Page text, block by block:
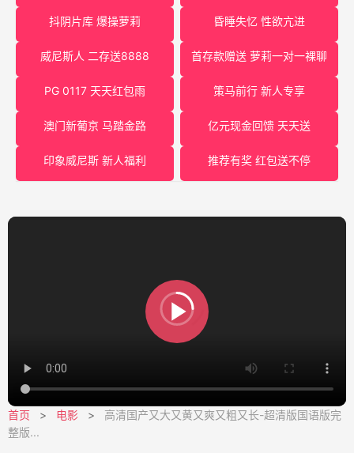
抖阴片库 爆操萝莉 昏睡失忆 性欲亢进
威尼斯人 二存送8888 首存款赠送 萝莉一对一裸聊
PG 0117 天天红包雨 策马前行 新人专享
澳门新葡京 马踏金路 亿元现金回馈 天天送
印象威尼斯 新人福利 推荐有奖 红包送不停
首页 > 电影 >
高清国产又大又黄又爽又粗又长-超清版国语版完
整版...